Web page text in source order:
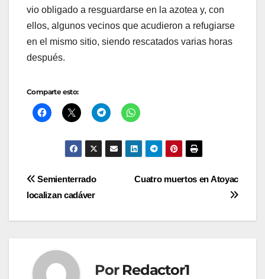
vio obligado a resguardarse en la azotea y, con
ellos, algunos vecinos que acudieron a refugiarse
en el mismo sitio, siendo rescatados varias horas
después.
Comparte esto:
Navegación
Cuatro muertos en Atoyac
Semienterrado
localizan cadáver
Por Redactor1